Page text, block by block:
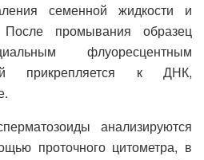
семенной жидкости и
После промывания образец
флуоресцентным
прикрепляется к ДНК,
анализируются
проточного цитометра, в